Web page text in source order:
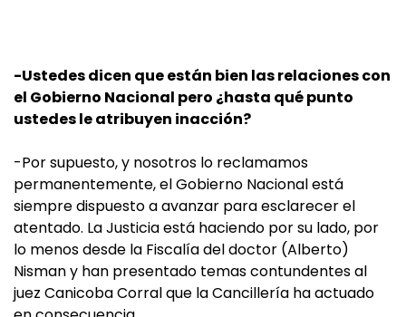
-Ustedes dicen que están bien las relaciones con
el Gobierno Nacional pero ¿hasta qué punto
ustedes le atribuyen inacción?
-Por supuesto, y nosotros lo reclamamos
permanentemente, el Gobierno Nacional está
siempre dispuesto a avanzar para esclarecer el
atentado. La Justicia está haciendo por su lado, por
lo menos desde la Fiscalía del doctor (Alberto)
Nisman y han presentado temas contundentes al
juez Canicoba Corral que la Cancillería ha actuado